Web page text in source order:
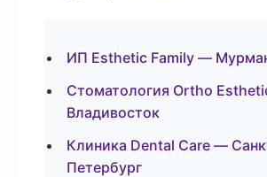
ИП Esthetic Family —
Стоматология Ortho
Владивосток
Клиника Dental Care —
Петербург